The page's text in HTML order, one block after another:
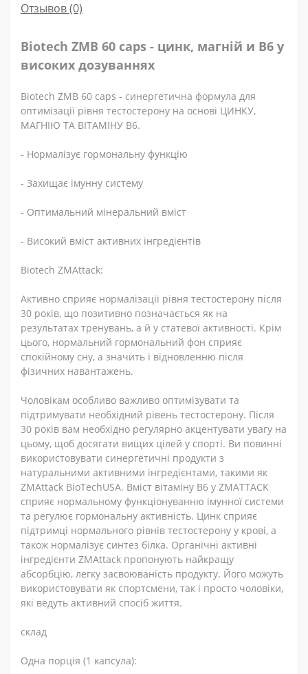
Отзывов (0)
Biotech ZMB 60 caps - цинк, магній и B6 у
високих дозуваннях
Biotech ZMB 60 caps - синергетична формула для
оптимізації рівня тестостерону на основі ЦИНКУ,
МАГНІЮ ТА ВІТАМІНУ В6.
- Нормалізує гормональну функцію
- Захищає імунну систему
- Оптимальний мінеральний вміст
- Високий вміст активних інгредієнтів
Biotech ZMAttack:
Активно сприяє нормалізації рівня тестостерону після
30 років, що позитивно позначається як на
результатах тренувань, а й у статевої активності. Крім
цього, нормальний гормональний фон сприяє
спокійному сну, а значить і відновленню після
фізичних навантажень.
Чоловікам особливо важливо оптимізувати та
підтримувати необхідний рівень тестостерону. Після
30 років вам необхідно регулярно акцентувати увагу на
цьому, щоб досягати вищих цілей у спорті. Ви повинні
використовувати синергетичні продукти з
натуральними активними інгредієнтами, такими як
ZMAttack BioTechUSA. Вміст вітаміну В6 у ZMATTACK
сприяє нормальному функціонуванню імунної системи
та регулює гормональну активність. Цинк сприяє
підтримці нормального рівнів тестостерону у крові, а
також нормалізує синтез білка. Органічні активні
інгредієнти ZMAttack пропонують найкращу
абсорбцію, легку засвоюваність продукту. Його можуть
використовувати як спортсмени, так і просто чоловіки,
які ведуть активний спосіб життя.
склад
Одна порція (1 капсула):